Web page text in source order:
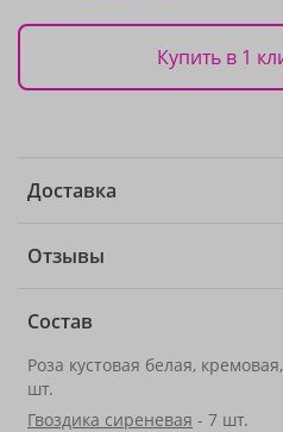
Купить в 1
Доставка
Отзывы
Состав
Роза кустовая белая,
шт.
Гвоздика сиреневая - 7 шт.